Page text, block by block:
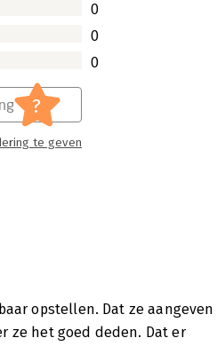
0
0
0
?
te geven
opstellen. Dat ze aangeven
ze het goed deden. Dat er